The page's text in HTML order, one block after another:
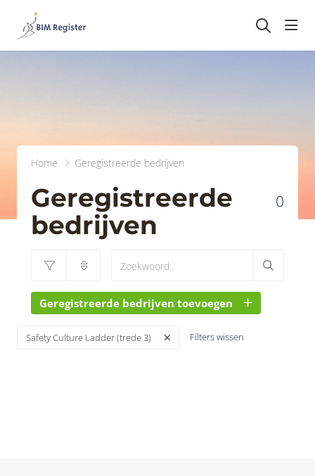
Home Geregistreerde bedrijven
Geregistreerde
bedrijven
0
Geregistreerde bedrijven toevoegen
Safety Culture Ladder (trede 3) Filters wissen